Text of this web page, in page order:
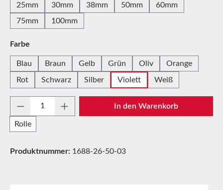
25mm 30mm 38mm 50mm
60mm
75mm
100mm
Farbe
Blau Braun Gelb Grün Oliv Orange
Rot Schwarz Silber Violett Weiß
Produkt Anzahl: Gib den gewünschten
Rolle
In den Warenkorb
Produktnummer: 1688-26-50-03